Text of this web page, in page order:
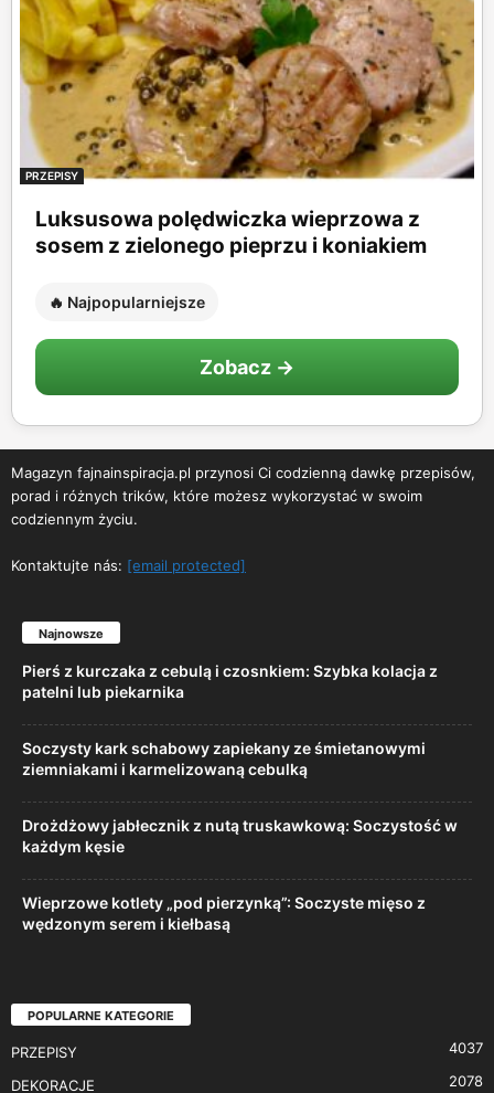
PRZEPISY
Luksusowa polędwiczka wieprzowa z
sosem z zielonego pieprzu i koniakiem
🔥 Najpopularniejsze
Zobacz →
Magazyn fajnainspiracja.pl przynosi Ci codzienną dawkę przepisów,
porad i różnych trików, które możesz wykorzystać w swoim
codziennym życiu.
Kontaktujte nás: [email protected]
Najnowsze
Pierś z kurczaka z cebulą i czosnkiem: Szybka kolacja z
patelni lub piekarnika
Soczysty kark schabowy zapiekany ze śmietanowymi
ziemniakami i karmelizowaną cebulką
Drożdżowy jabłecznik z nutą truskawkową: Soczystość w
każdym kęsie
Wieprzowe kotlety „pod pierzynką”: Soczyste mięso z
wędzonym serem i kiełbasą
POPULARNE KATEGORIE
PRZEPISY 4037
DEKORACJE 2078